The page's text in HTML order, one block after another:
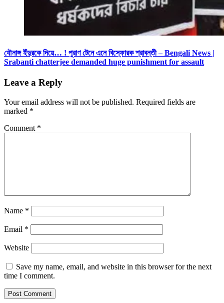
যৌনাঙ্গ ইঁদুরকে দিয়ে… ! পুরাণ টেনে এনে বিস্ফোরক শ্রাবন্তী – Bengali News |
Srabanti chatterjee demanded huge punishment for assault
Leave a Reply
Your email address will not be published. Required fields are
marked *
Comment *
Name *
Email *
Website
Save my name, email, and website in this browser for the next
time I comment.